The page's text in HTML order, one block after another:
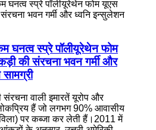
घनत्व स्प्रे पॉलीयूरेथेन फोम
की संरचना भवन गर्मी और
संरचना वाली इमारतें यूरोप और
हैं जो लगभग 90% आवासीय
पर कब्जा कर लेती हैं।2011 में